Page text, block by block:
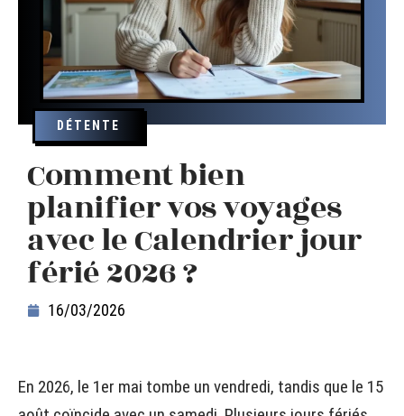
DÉTENTE
Comment bien
planifier vos voyages
avec le Calendrier jour
férié 2026 ?
16/03/2026
En 2026, le 1er mai tombe un vendredi, tandis que le 15